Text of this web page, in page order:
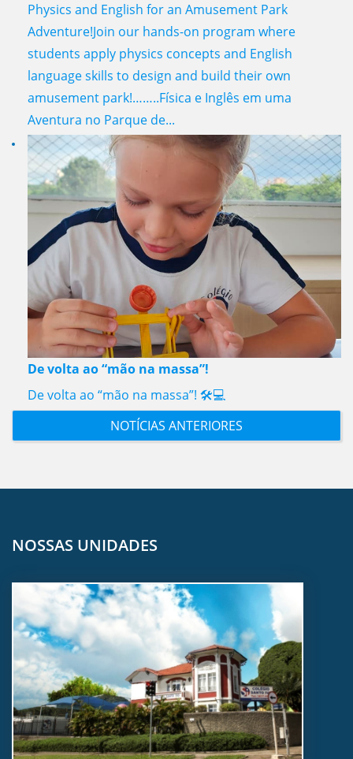
Physics and English for an Amusement Park
Adventure!Join our hands-on program where
students apply physics concepts and English
language skills to design and build their own
amusement park!……..Física e Inglês em uma
Aventura no Parque de...
De volta ao “mão na massa”!
De volta ao “mão na massa”! 🛠️💻
NOTÍCIAS ANTERIORES
NOSSAS UNIDADES